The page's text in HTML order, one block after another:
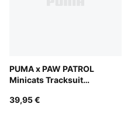
PUMA x PAW PATROL
Minicats Tracksuit
39,95 €